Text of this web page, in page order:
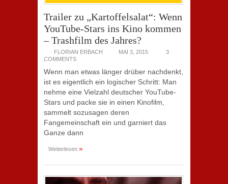
Trailer zu „Kartoffelsalat“: Wenn
YouTube-Stars ins Kino kommen
– Trashfilm des Jahres?
FLORIAN ERBACH MAI 3, 2015
3
COMMENTS
Wenn man etwas länger drüber nachdenkt,
ist es eigentlich ein logischer Schritt: Man
nehme eine Vielzahl deutscher YouTube-
Stars und packe sie in einen Kinofilm,
sammelt sozusagen deren
Fangemeinschaft ein und garniert das
Ganze dann
Weiterlesen »